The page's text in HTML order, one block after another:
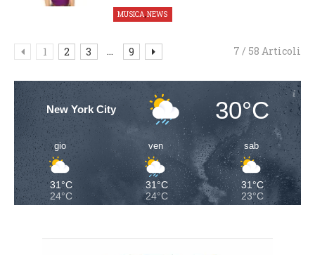
MUSICA,NEWS
1 2 3 ... 9 7 / 58 Articoli
New York City 30°C
gio
31°C
24°C
ven
31°C
24°C
sab
31°C
23°C